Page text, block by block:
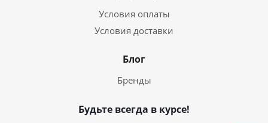
Условия оплаты
Условия доставки
Блог
Бренды
Будьте всегда в курсе!